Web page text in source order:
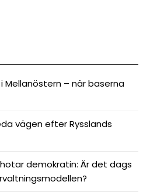
Mellanöstern – när baserna
vägen efter Rysslands
demokratin: Är det dags